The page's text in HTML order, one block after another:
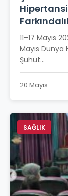
11–17 Mayıs
Mayıs Dünya
Şuhut...
20 Mayıs
SAĞLIK